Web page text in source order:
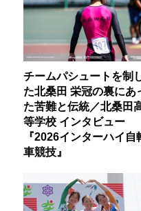
チームパシュートを制
た北桑田 栄冠の裏にあ
た苦難と伝統／北桑田
等学校 インタビュー
『2026インターハイ自
車競技』